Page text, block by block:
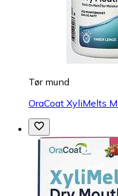
Tør mund
OraCoat XyliMelts